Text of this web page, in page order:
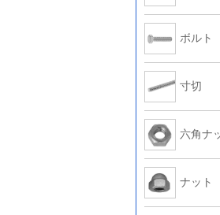
ボルト
寸切
六角ナ
ナット